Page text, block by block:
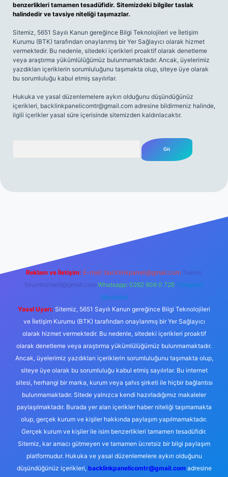
benzerlikleri tamamen tesadüfidir. Sitemizdeki bilgiler taslak
halindedir ve tavsiye niteliği taşımazlar.
Sitemiz, 5651 Sayılı Kanun gereğince Bilgi Teknolojileri ve İletişim
Kurumu (BTK) tarafından onaylanmış bir Yer Sağlayıcı olarak hizmet
vermektedir. Bu nedenle, sitedeki içerikleri proaktif olarak denetleme
veya araştırma yükümlülüğümüz bulunmamaktadır. Ancak, üyelerimiz
yazdıkları içeriklerin sorumluluğunu taşımakta olup, siteye üye olarak
bu sorumluluğu kabul etmiş sayılırlar.
Hukuka ve yasal düzenlemelere aykırı olduğunu düşündüğünüz
içerikleri, backlinkpanelicomtr@gmail.com adresine bildirmeniz halinde,
ilgili içerikler yasal süre içerisinde sitemizden kaldırılacaktır.
Reklam ve İletişim: E-mail: backlinkpaneli@gmail.com Teams:
forumhizmeti@gmail.com Whatsapp: 0262 606 0 726 Telegram:
@karabul
Yasal Uyarı: Sitemiz, 5651 Sayılı Kanun gereğince Bilgi Teknolojileri
ve İletişim Kurumu (BTK) tarafından onaylanmış bir Yer Sağlayıcı
olarak hizmet vermektedir. Bu nedenle, sitedeki içerikleri proaktif
olarak denetleme veya araştırma yükümlülüğümüz bulunmamaktadır.
Ancak, üyelerimiz yazdıkları içeriklerin sorumluluğunu taşımakta olup,
siteye üye olarak bu sorumluluğu kabul etmiş sayılırlar. Bu internet
sitesi, herhangi bir marka, kurum veya şahıs şirketi ile hiçbir bağlantısı
bulunmamaktadır. Sitede yalnızca kendi hazırladığımız makaleler
paylaşılmaktadır. Burada yer alan içerikler haber niteliği taşımamakta
olup, gerçek kurum ve kişiler hakkında paylaşım yapılmamaktadır.
Gerçek kurum ve kişiler ile isim benzerlikleri tamamen tesadüfidir.
Sitemiz, kar amacı gütmeyen ve tamamen ücretsiz bir bilgi paylaşım
platformudur. Hukuka ve yasal düzenlemelere aykırı olduğunu
düşündüğünüz içerikleri, backlinkpanelicomtr@gmail.comadresine